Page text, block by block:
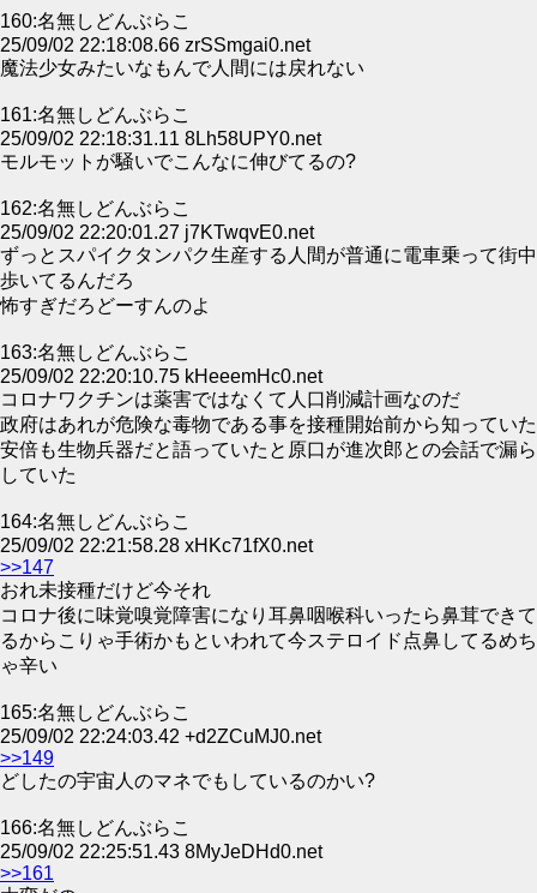
160:名無しどんぶらこ
25/09/02 22:18:08.66 zrSSmgai0.net
魔法少女みたいなもんで人間には戻れない
161:名無しどんぶらこ
25/09/02 22:18:31.11 8Lh58UPY0.net
モルモットが騒いでこんなに伸びてるの?
162:名無しどんぶらこ
25/09/02 22:20:01.27 j7KTwqvE0.net
ずっとスパイクタンパク生産する人間が普通に電車乗って街中
歩いてるんだろ
怖すぎだろどーすんのよ
163:名無しどんぶらこ
25/09/02 22:20:10.75 kHeeemHc0.net
コロナワクチンは薬害ではなくて人口削減計画なのだ
政府はあれが危険な毒物である事を接種開始前から知っていた
安倍も生物兵器だと語っていたと原口が進次郎との会話で漏ら
していた
164:名無しどんぶらこ
25/09/02 22:21:58.28 xHKc71fX0.net
>>147
おれ未接種だけど今それ
コロナ後に味覚嗅覚障害になり耳鼻咽喉科いったら鼻茸できて
るからこりゃ手術かもといわれて今ステロイド点鼻してるめち
ゃ辛い
165:名無しどんぶらこ
25/09/02 22:24:03.42 +d2ZCuMJ0.net
>>149
どしたの宇宙人のマネでもしているのかい?
166:名無しどんぶらこ
25/09/02 22:25:51.43 8MyJeDHd0.net
>>161